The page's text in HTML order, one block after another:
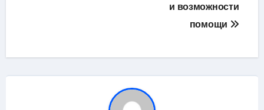
и возможности
помощи